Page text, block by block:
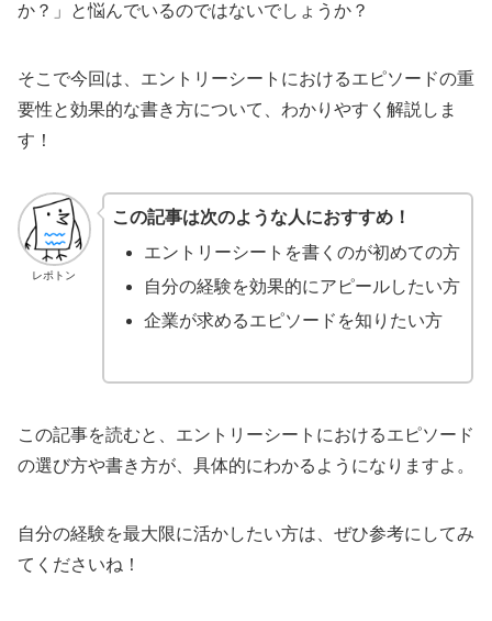
か？」と悩んでいるのではないでしょうか？
そこで今回は、エントリーシートにおけるエピソードの重
要性と効果的な書き方について、わかりやすく解説しま
す！
レポトン
この記事は次のような人におすすめ！
エントリーシートを書くのが初めての方
自分の経験を効果的にアピールしたい方
企業が求めるエピソードを知りたい方
この記事を読むと、エントリーシートにおけるエピソード
の選び方や書き方が、具体的にわかるようになりますよ。
自分の経験を最大限に活かしたい方は、ぜひ参考にしてみ
てくださいね！